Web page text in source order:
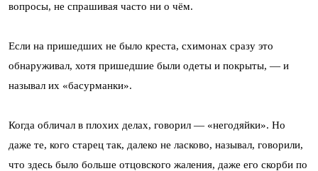
вопросы, не спрашивая часто ни о чём.
Если на пришедших не было креста, схимонах сразу это
обнаруживал, хотя пришедшие были одеты и покрыты, — и
называл их «басурманки».
Когда обличал в плохих делах, говорил — «негодяйки». Но
даже те, кого старец так, далеко не ласково, называл, говорили,
что здесь было больше отцовского жаления, даже его скорби по